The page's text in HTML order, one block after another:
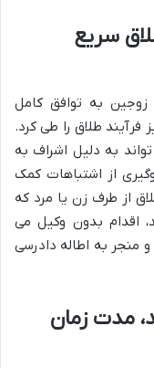
سریع
به توافق کامل
فرآیند طلاق را طی کرد.
به دلیل اشراف به
از اشتباهات کمک
از طرف زن یا مرد که
اقدام بدون وکیل می
منجر به اطاله دادرسی
مدت زمان